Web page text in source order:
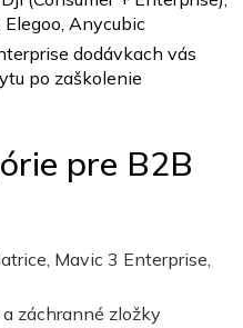
Anycubic
dodávkach vás
po zaškolenie
pre B2B
Mavic 3 Enterprise,
záchranné zložky